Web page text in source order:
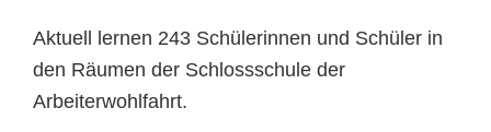
Aktuell lernen 243 Schülerinnen und Schüler in
den Räumen der Schlossschule der
Arbeiterwohlfahrt.